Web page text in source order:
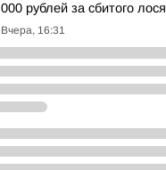
000 рублей за сбитого лося
Вчера, 16:31